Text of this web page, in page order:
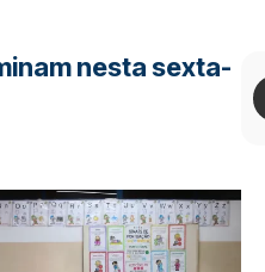
nesta sexta-